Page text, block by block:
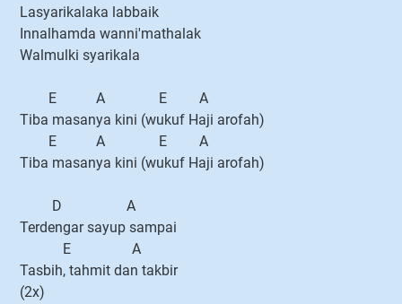
Lasyarikalaka labbaik
Innalhamda wanni'mathalak
Walmulki syarikala
E A E A
Tiba masanya kini (wukuf Haji arofah)
E A E A
Tiba masanya kini (wukuf Haji arofah)
D A
Terdengar sayup sampai
E A
Tasbih, tahmit dan takbir
(2x)